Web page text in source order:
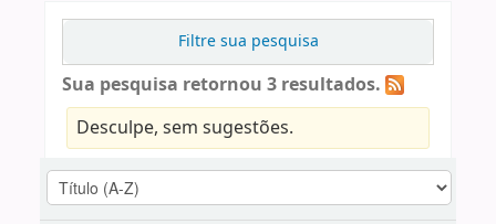
Filtre sua pesquisa
Sua pesquisa retornou 3 resultados.
Desculpe, sem sugestões.